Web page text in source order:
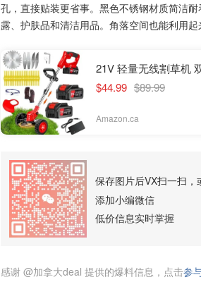
孔，直接贴装更省事。黑色不锈钢材质简洁
露、护肤品和清洁用品。角落空间也能利用起
21V 轻量无线割草机
$44.99 $89.99
Amazon.ca
保存图片后VX扫一扫，
添加小编微信
低价信息实时掌握
感谢 @加拿大deal 提供的爆料信息，点击参